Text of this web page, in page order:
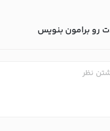
رو برامون بنویس